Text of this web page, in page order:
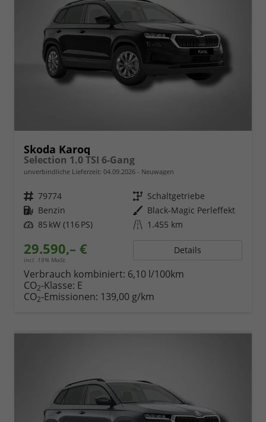
Skoda Karoq
Selection 1.0 TSI 6-Gang
unverbindliche Lieferzeit: 04.09.2026 Neuwagen
Fahrzeugnr. 79774 Getriebe Schaltgetriebe
Kraftstoff Benzin Außenfarbe Black-Magic Perleffekt
Leistung 85 kW (116 PS) Kilometerstand 1.455 km
29.590,– €
incl. 19% MwSt.
Details
Verbrauch kombiniert: 6,10 l/100km
CO2-Klasse: E
CO2-Emissionen: 139,00 g/km